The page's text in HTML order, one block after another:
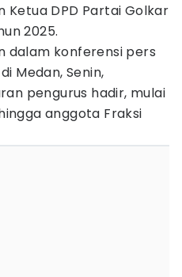
Ketua DPD Partai Golkar
2025.
dalam konferensi pers
Medan, Senin,
pengurus hadir, mulai
anggota Fraksi